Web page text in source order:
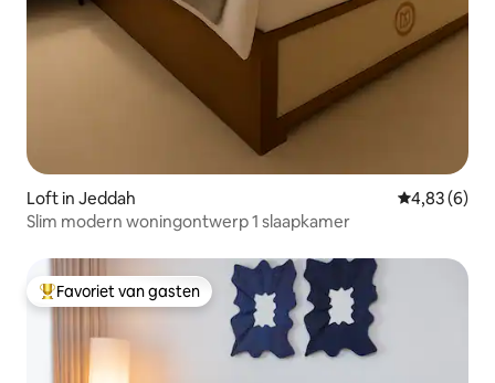
Loft in Jeddah Gemiddelde
4,83 (6)
Slim modern woningontwerp 1 slaapkamer
Topfavoriet van gasten
Favoriet van gasten